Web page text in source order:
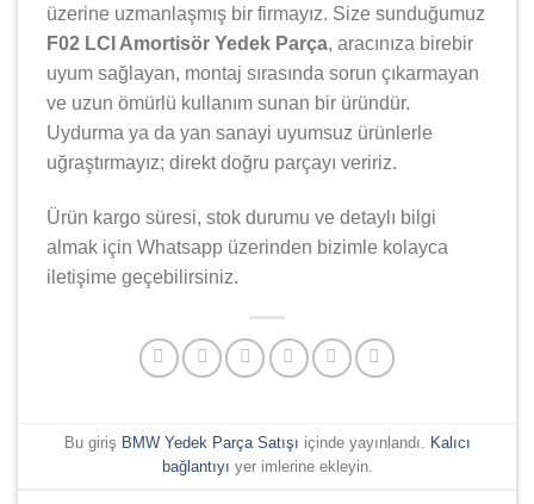
üzerine uzmanlaşmış bir firmayız. Size sunduğumuz
F02 LCI Amortisör Yedek Parça, aracınıza birebir
uyum sağlayan, montaj sırasında sorun çıkarmayan
ve uzun ömürlü kullanım sunan bir üründür.
Uydurma ya da yan sanayi uyumsuz ürünlerle
uğraştırmayız; direkt doğru parçayı veririz.
Ürün kargo süresi, stok durumu ve detaylı bilgi
almak için Whatsapp üzerinden bizimle kolayca
iletişime geçebilirsiniz.
Bu giriş BMW Yedek Parça Satışı içinde yayınlandı. Kalıcı
bağlantıyı yer imlerine ekleyin.